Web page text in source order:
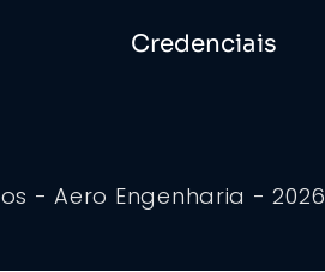
Credenciais
- Aero Engenharia - 2026